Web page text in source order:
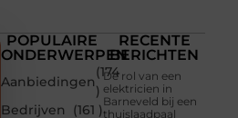
POPULAIRE
ONDERWERPEN
Aanbiedingen
(174
)
Bedrijven
(161 )
RECENTE
BERICHTEN
De rol van een
elektricien in
Barneveld bij een
thuislaadpaal